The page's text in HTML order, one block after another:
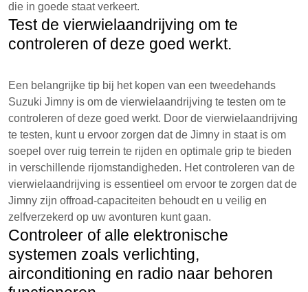
die in goede staat verkeert.
Test de vierwielaandrijving om te
controleren of deze goed werkt.
Een belangrijke tip bij het kopen van een tweedehands
Suzuki Jimny is om de vierwielaandrijving te testen om te
controleren of deze goed werkt. Door de vierwielaandrijving
te testen, kunt u ervoor zorgen dat de Jimny in staat is om
soepel over ruig terrein te rijden en optimale grip te bieden
in verschillende rijomstandigheden. Het controleren van de
vierwielaandrijving is essentieel om ervoor te zorgen dat de
Jimny zijn offroad-capaciteiten behoudt en u veilig en
zelfverzekerd op uw avonturen kunt gaan.
Controleer of alle elektronische
systemen zoals verlichting,
airconditioning en radio naar behoren